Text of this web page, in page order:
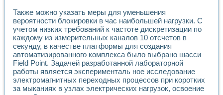
Применение средств NATIONAL INSTRUMENTS для
Разработка автоматизированного стенда для
Автоматизированный стенд рентгеновской диагностики
Высокочувствительные оптоэлектронные
Установка для измерения диэлектрических свойств
Исследование кинетики зарождения и развития
Лабораторный электрический импедансный томограф на
Микрозондовая система для характеризации
Метод траекторий в исследовании
Также можно указать меры для уменьшения
вероятности блокировки в час наибольшей нагрузки. С
учетом низких требований к частоте дискретизации по
каждому из измерительных каналов 10 отсчетов в
секунду, в качестве платформы для создания
автоматизированного комплекса было выбрано шасси
Field Point. Задачей разработанной лабораторной
работы является эксперименталь ное исследование
электромагнитных переходных процессов при коротких
за мыканиях в узлах электрических нагрузок, освоение